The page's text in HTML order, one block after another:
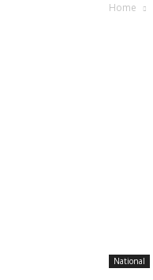
Home
National